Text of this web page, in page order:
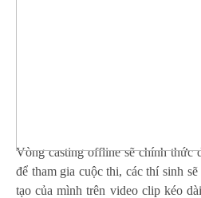
Vòng casting offline sẽ chính thức
để tham gia cuộc thi, các thí sinh
tạo của mình trên video clip kéo